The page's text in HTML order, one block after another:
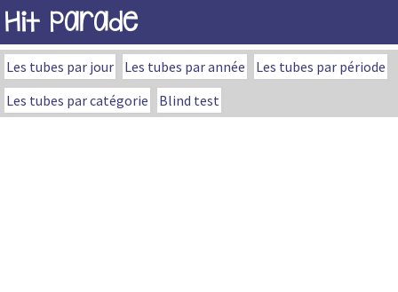
Hit Parade
Les tubes par jour Les tubes par année
Les tubes par période
Les tubes par catégorie
Blind test